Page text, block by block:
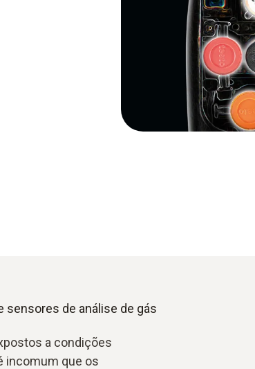
sensores de análise de gás
a condições
incomum que os